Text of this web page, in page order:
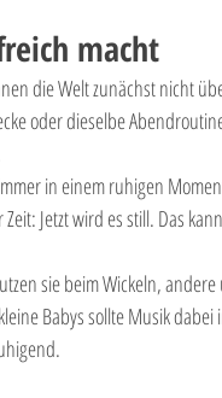
macht
die Welt zunächst nicht
oder dieselbe
in einem ruhigen
Jetzt wird es still. Das
sie beim Wickeln,
Babys sollte Musik dabei